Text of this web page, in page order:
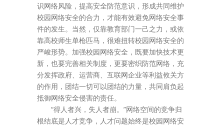
识网络风险，提高安全防范意识，形成共同维护
校园网络安全的合力，才能有效避免网络安全事
件的发生。当然，仅靠教育部门一己之力，或依
靠高校师生单枪匹马，很难扭转校园网络安全的
严峻形势。加强校园网络安全，既要加快技术更
新，也要完善相关制度，更要密织防范网络，充
分发挥政府、运营商、互联网企业等利益攸关方
的作用，团结一切可以团结的力量，共同肩负起
抵御网络安全侵害的责任。
“得人者兴，失人者崩。”网络空间的竞争归
根结底是人才竞争，人才问题始终是校园网络安